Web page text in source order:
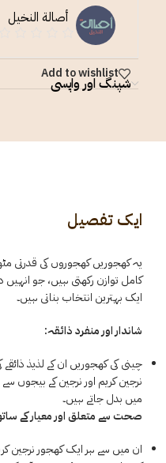
أصالة النخيل
Add to wishlist
شپنگ اور واپسی
ایک تفصیل
یہ کھجوریں کھجوروں کی قدرتی
کامل توازن رکھتی ہیں، جو
ایک بہترین انتخاب بناتی ہیں۔
شاندار اور منفرد ذائقہ:
چینی کی کھجوریں ان کے لذیذ
نرجین کریم اور نرجین کے بیجوں
میں بدل جاتے ہیں۔
صحت سے متعلق اور معیار کے
ان میں سے ہر ایک کھجور نرجین